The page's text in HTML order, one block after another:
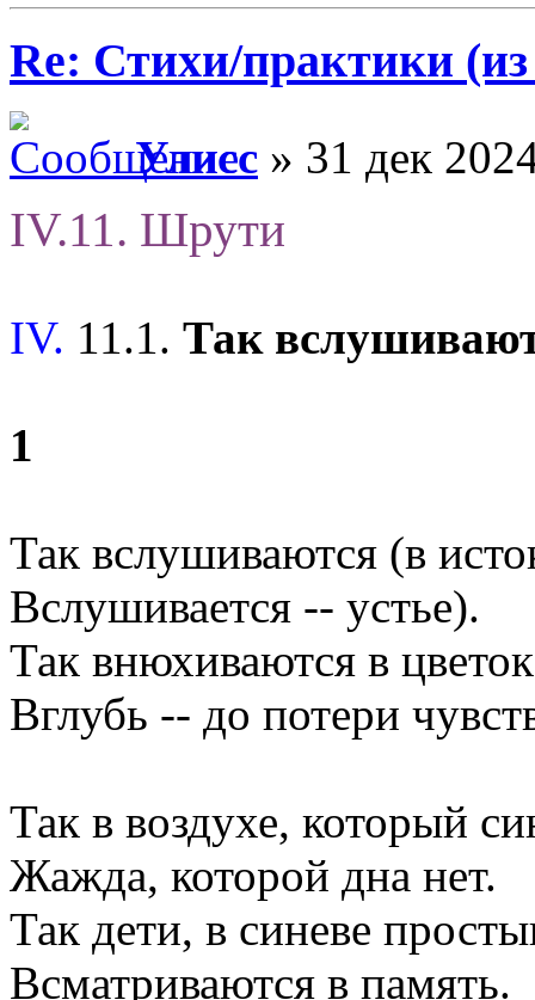
Re: Стихи/практики
Улисс » 31 дек
IV.11. Шрути
IV. 11.1. Так
1
Так вслушиваются (в
Вслушивается -- устье).
Так внюхиваются в
Вглубь -- до потери
Так в воздухе, который
Жажда, которой дна нет.
Так дети, в синеве
Всматриваются в память.